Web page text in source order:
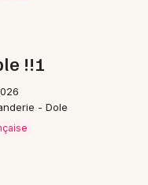
!!!
- Dole